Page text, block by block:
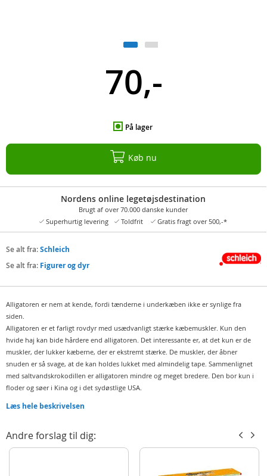
70,-
På lager
Køb nu
Nordens online legetøjsdestination
Brugt af over 70.000 danske kunder
Superhurtig levering
Toldfrit Gratis fragt over 500,-*
Se alt fra:Schleich
Se alt fra: Figurer og dyr
Alligatoren er nem at kende, fordi tænderne i underkæben ikke er synlige fra
siden.
Alligatoren er et farligt rovdyr med usædvanligt stærke kæbemuskler. Kun den
hvide haj kan bide hårdere end alligatoren. Det interessante er, at det kun er de
muskler, der lukker kæberne, der er ekstremt stærke. De muskler, der åbner
snuden er så svage, at de kan holdes lukket med almindelig tape. Sammenlignet
med saltvandskrokodillen er alligatoren mindre og meget bredere. Den bor kun i
floder og søer i Kina og i det sydøstlige USA.
Funktioner:
Læs hele beskrivelsen
Andre forslag til dig: